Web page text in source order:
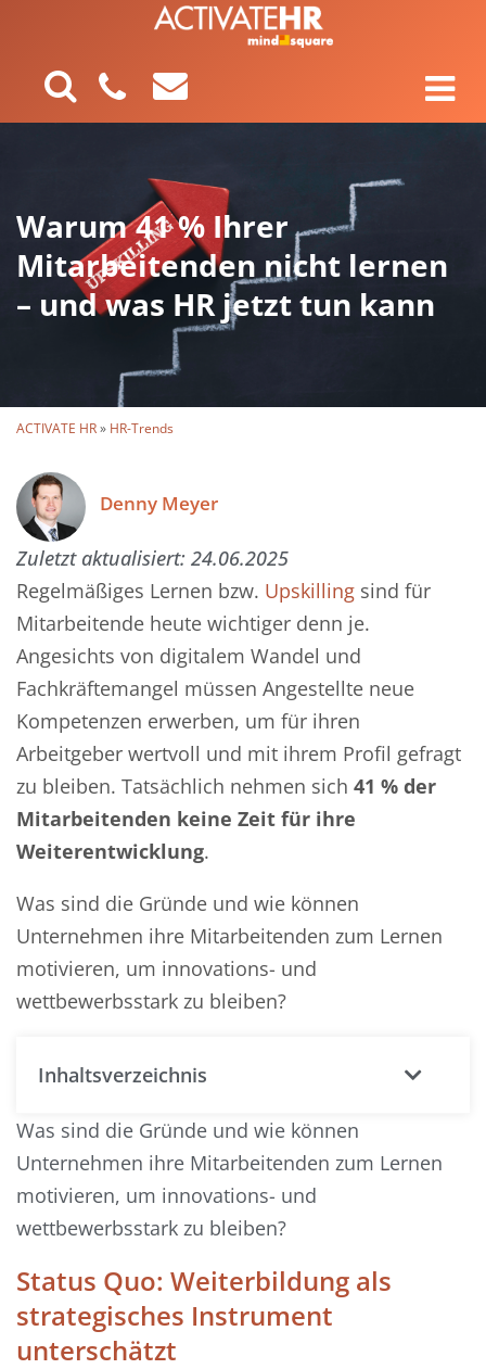
Warum 41 % Ihrer
Mitarbeitenden nicht lernen
– und was HR jetzt tun kann
ACTIVATE HR» HR-Trends
Denny Meyer
Zuletzt aktualisiert: 24.06.2025
Regelmäßiges Lernen bzw. Upskilling sind für
Mitarbeitende heute wichtiger denn je.
Angesichts von digitalem Wandel und
Fachkräftemangel müssen Angestellte neue
Kompetenzen erwerben, um für ihren
Arbeitgeber wertvoll und mit ihrem Profil gefragt
zu bleiben. Tatsächlich nehmen sich 41 % der
Mitarbeitenden keine Zeit für ihre
Weiterentwicklung.
Was sind die Gründe und wie können
Unternehmen ihre Mitarbeitenden zum Lernen
motivieren, um innovations- und
wettbewerbsstark zu bleiben?
Inhaltsverzeichnis
Was sind die Gründe und wie können
Unternehmen ihre Mitarbeitenden zum Lernen
motivieren, um innovations- und
wettbewerbsstark zu bleiben?
Status Quo: Weiterbildung als
strategisches Instrument
unterschätzt